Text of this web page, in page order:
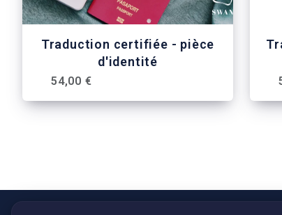
Traduction certifiée - pièce
d'identité
54,00 €